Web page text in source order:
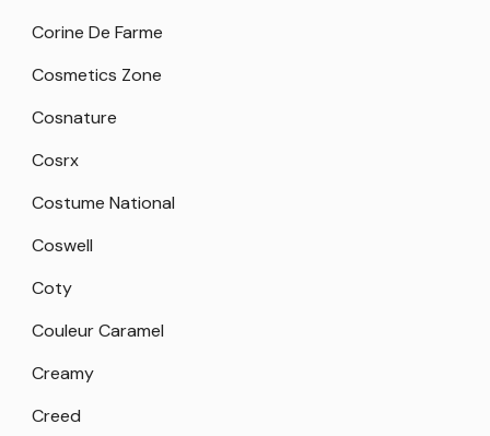
Corine De Farme
Cosmetics Zone
Cosnature
Cosrx
Costume National
Coswell
Coty
Couleur Caramel
Creamy
Creed